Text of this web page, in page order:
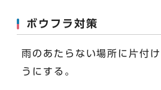
ボウフラ対策
雨のあたらない場所に片付
うにする。